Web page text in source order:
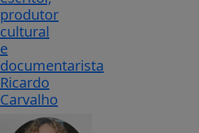
produtor
cultural
e
documentarista
Ricardo
Carvalho